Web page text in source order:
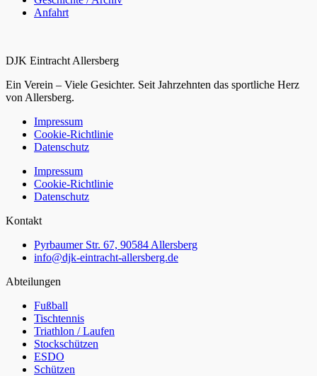
Anfahrt
DJK Eintracht Allersberg
Ein Verein – Viele Gesichter. Seit Jahrzehnten das sportliche Herz
von Allersberg.
Impressum
Cookie-Richtlinie
Datenschutz
Impressum
Cookie-Richtlinie
Datenschutz
Kontakt
Pyrbaumer Str. 67, 90584 Allersberg
info@djk-eintracht-allersberg.de
Abteilungen
Fußball
Tischtennis
Triathlon / Laufen
Stockschützen
ESDO
Schützen